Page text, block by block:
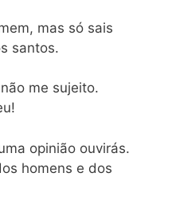
mas só sais
santos.
me sujeito.
opinião ouvirás.
homens e dos